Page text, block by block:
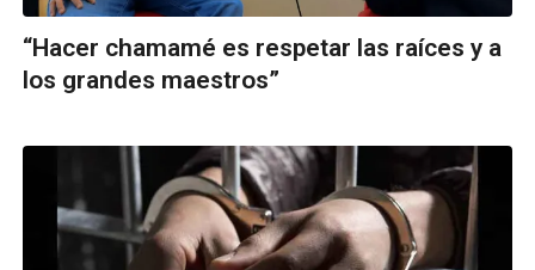
“Hacer chamamé es respetar las raíces y a
los grandes maestros”